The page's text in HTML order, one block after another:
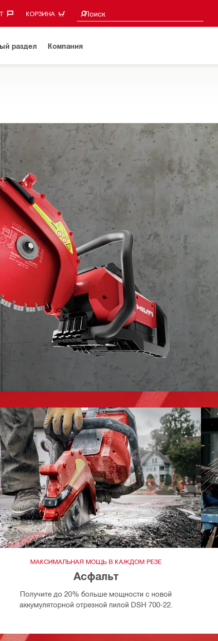
КОРЗИНА Поиск
Поиск предложений
раздел Компания
МАКСИМАЛЬНАЯ МОЩЬ В КАЖДОМ РЕЗЕ
Асфальт
Получите до 20% больше мощности с новой
аккумуляторной отрезной пилой DSH 700-22.